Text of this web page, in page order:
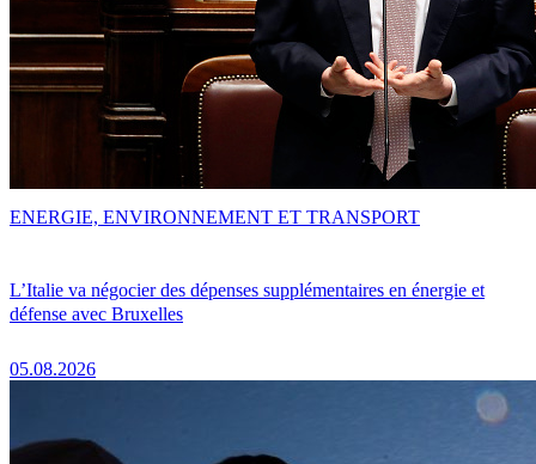
L’Italie va négocier des dépenses supplémentaires en énergie et
défense avec Bruxelles
05.08.2026
ENERGIE, ENVIRONNEMENT ET TRANSPORT